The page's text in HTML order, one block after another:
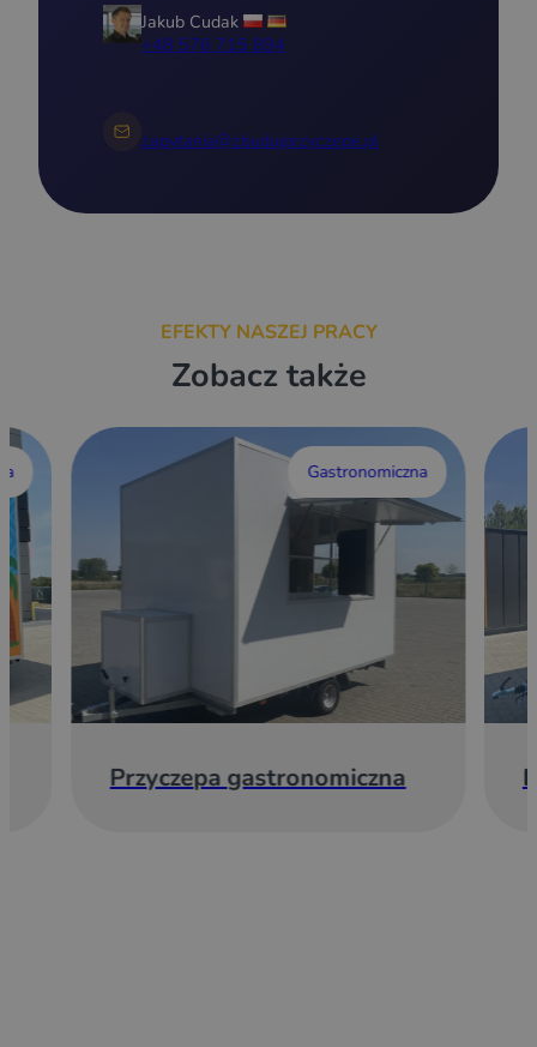
Jakub Cudak
+48 576 715 894
zapytania@zbudujprzyczepe.pl
EFEKTY NASZEJ PRACY
Zobacz także
Gastronomiczna
Przyczepa gastronomiczna